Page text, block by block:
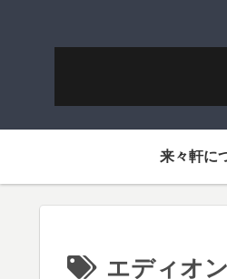
来々軒に
エディオン